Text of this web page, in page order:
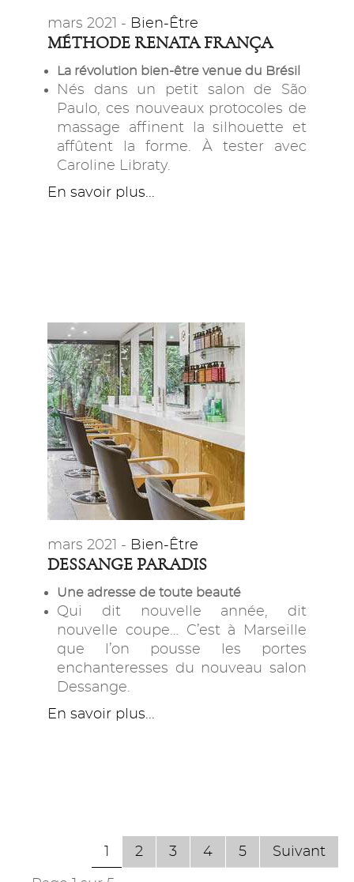
mars 2021 - Bien-Être
MÉTHODE RENATA FRANÇA
La révolution bien-être venue du Brésil
Nés dans un petit salon de São
Paulo, ces nouveaux protocoles de
massage affinent la silhouette et
affûtent la forme. À tester avec
Caroline Libraty.
En savoir plus...
mars 2021 - Bien-Être
DESSANGE PARADIS
Une adresse de toute beauté
Qui dit nouvelle année, dit
nouvelle coupe… C’est à Marseille
que l’on pousse les portes
enchanteresses du nouveau salon
Dessange.
En savoir plus...
2 3 4 5 Suivant